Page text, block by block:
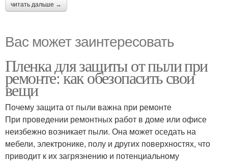
читать дальше →
Вас может заинтересовать
Пленка для защиты от пыли при
ремонте: как обезопасить свои
вещи
Почему защита от пыли важна при ремонте
При проведении ремонтных работ в доме или офисе
неизбежно возникает пыли. Она может оседать на
мебели, электронике, полу и других поверхностях, что
приводит к их загрязнению и потенциальному